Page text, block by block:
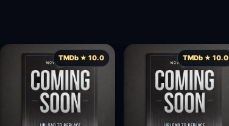
TMDb ★ 10.0 TMDb ★ 10.0